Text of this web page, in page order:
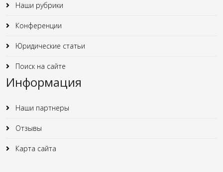
Наши рубрики
Конференции
Юридические статьи
Поиск на сайте
Информация
Наши партнеры
Отзывы
Карта сайта